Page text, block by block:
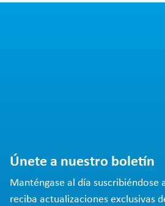
Únete a nuestro boletín
Manténgase al día suscribiéndose
reciba actualizaciones exclusivas